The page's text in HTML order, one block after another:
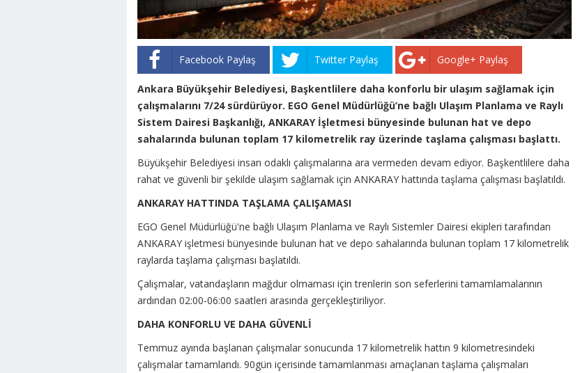
Facebook Paylaş Twitter Paylaş Google+ Paylaş
Ankara Büyükşehir Belediyesi, Başkentlilere daha konforlu bir ulaşım sağlamak için
çalışmalarını 7/24 sürdürüyor. EGO Genel Müdürlüğü’ne bağlı Ulaşım Planlama ve Raylı
Sistem Dairesi Başkanlığı, ANKARAY İşletmesi bünyesinde bulunan hat ve depo
sahalarında bulunan toplam 17 kilometrelik ray üzerinde taşlama çalışması başlattı.
Büyükşehir Belediyesi insan odaklı çalışmalarına ara vermeden devam ediyor. Başkentlilere daha
rahat ve güvenli bir şekilde ulaşım sağlamak için ANKARAY hattında taşlama çalışması başlatıldı.
ANKARAY HATTINDA TAŞLAMA ÇALIŞAMASI
EGO Genel Müdürlüğü'ne bağlı Ulaşım Planlama ve Raylı Sistemler Dairesi ekipleri tarafından
ANKARAY işletmesi bünyesinde bulunan hat ve depo sahalarında bulunan toplam 17 kilometrelik
raylarda taşlama çalışması başlatıldı.
Çalışmalar, vatandaşların mağdur olmaması için trenlerin son seferlerini tamamlamalarının
ardından 02:00-06:00 saatleri arasında gerçekleştiriliyor.
DAHA KONFORLU VE DAHA GÜVENLİ
Temmuz ayında başlanan çalışmalar sonucunda 17 kilometrelik hattın 9 kilometresindeki
çalışmalar tamamlandı. 90gün içerisinde tamamlanması amaçlanan taşlama çalışmaları